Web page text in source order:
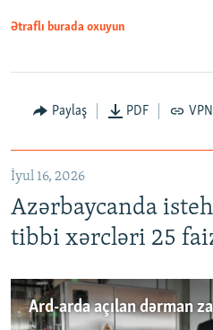
Ətraflı burada oxuyun
Paylaş PDF
İyul 16, 2026
Azərbaycanda
tibbi xərcləri 25